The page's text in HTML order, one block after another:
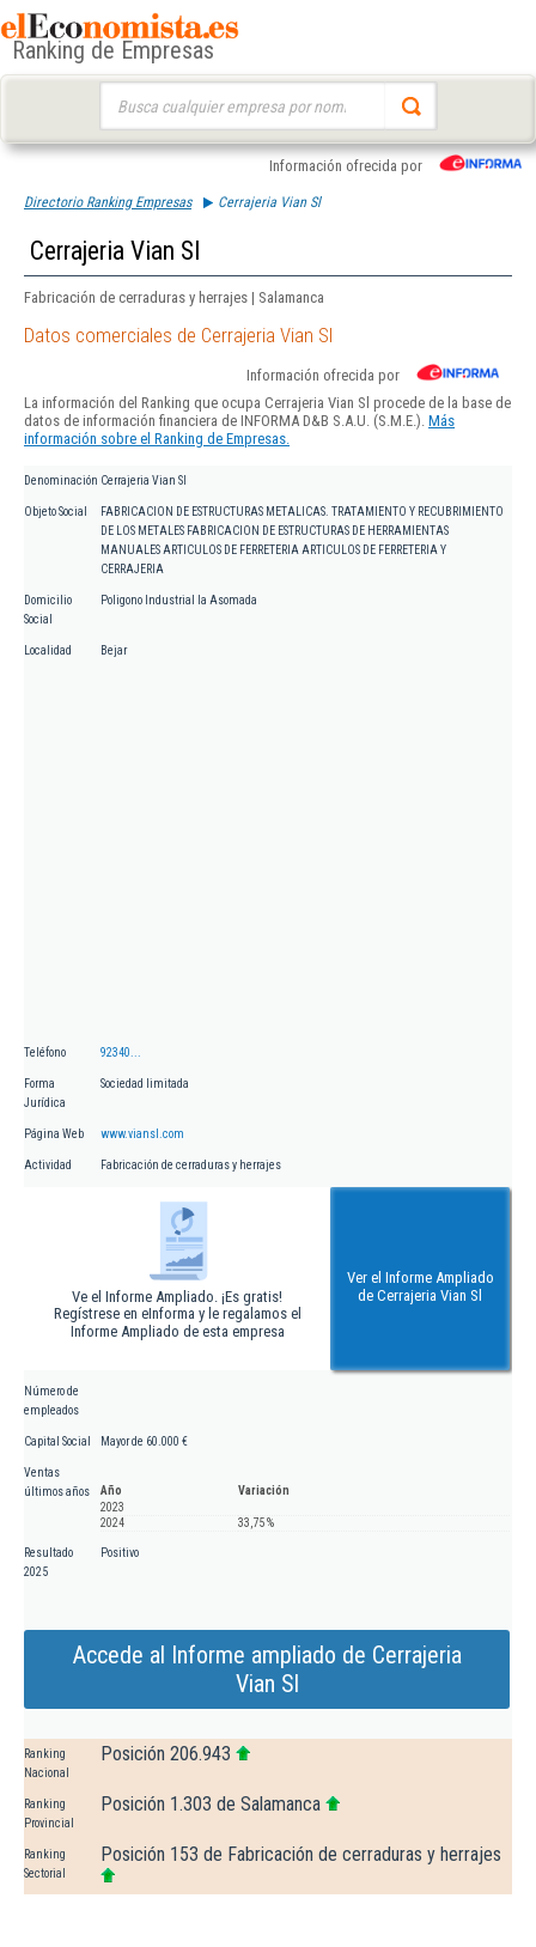
Ranking de Empresas
Información ofrecida por
Directorio Ranking Empresas Cerrajeria Vian Sl
Cerrajeria Vian Sl
Fabricación de cerraduras y herrajes | Salamanca
Datos comerciales de Cerrajeria Vian Sl
Información ofrecida por
La información del Ranking que ocupa Cerrajeria Vian Sl procede de la base de
datos de información financiera de INFORMA D&B S.A.U. (S.M.E.). Más
información sobre el Ranking de Empresas.
Denominación Cerrajeria Vian Sl
Objeto Social
FABRICACION DE ESTRUCTURAS METALICAS. TRATAMIENTO Y RECUBRIMIENTO
DE LOS METALES FABRICACION DE ESTRUCTURAS DE HERRAMIENTAS
MANUALES ARTICULOS DE FERRETERIA ARTICULOS DE FERRETERIA Y
CERRAJERIA
Domicilio
Social
Poligono Industrial la Asomada
Localidad Bejar
Teléfono 92340...
Forma
Jurídica
Sociedad limitada
Página Web www.viansl.com
Actividad Fabricación de cerraduras y herrajes
Ve el Informe Ampliado. ¡Es gratis!
Regístrese en eInforma y le regalamos el
Informe Ampliado de esta empresa
Ver el Informe Ampliado
de Cerrajeria Vian Sl
Número de
empleados
Capital Social Mayor de 60.000 €
Ventas
últimos años
Año
Variación
2023
2024
33,75 %
Resultado
2025
Positivo
Accede al Informe ampliado de Cerrajeria
Vian Sl
Ranking
Nacional
Posición 206.943
Ranking
Provincial
Posición 1.303 de Salamanca
Ranking
Sectorial
Posición 153 de Fabricación de cerraduras y herrajes